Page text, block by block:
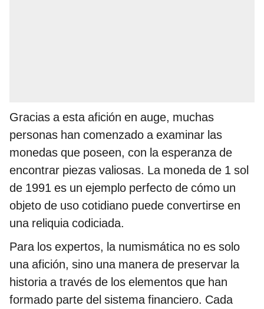
Gracias a esta afición en auge, muchas
personas han comenzado a examinar las
monedas que poseen, con la esperanza de
encontrar piezas valiosas. La moneda de 1 sol
de 1991 es un ejemplo perfecto de cómo un
objeto de uso cotidiano puede convertirse en
una reliquia codiciada.
Para los expertos, la numismática no es solo
una afición, sino una manera de preservar la
historia a través de los elementos que han
formado parte del sistema financiero. Cada